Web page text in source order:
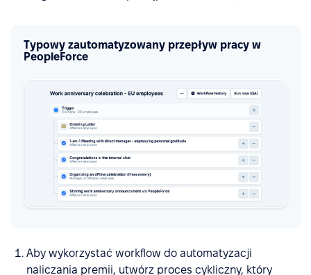
Typowy zautomatyzowany przepływ pracy w
PeopleForce
Aby wykorzystać workflow do automatyzacji
naliczania premii, utwórz proces cykliczny, który